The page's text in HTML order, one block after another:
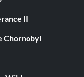
II
Chornobyl